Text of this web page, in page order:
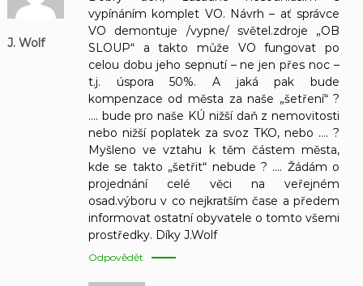
J. Wolf
vypínáním komplet VO. Návrh – ať správce
VO demontuje /vypne/ světel.zdroje „OB
SLOUP“ a takto může VO fungovat po
celou dobu jeho sepnutí – ne jen přes noc –
t.j. úspora 50%. A jaká pak bude
kompenzace od města za naše „šetření“ ?
…. bude pro naše KÚ nižší daň z nemovitosti
nebo nižší poplatek za svoz TKO, nebo …. ?
Myšleno ve vztahu k těm částem města,
kde se takto „šetřit“ nebude ? …. Žádám o
projednání celé věci na veřejném
osad.výboru v co nejkratším čase a předem
informovat ostatní obyvatele o tomto všemi
prostředky. Díky J.Wolf
Odpovědět